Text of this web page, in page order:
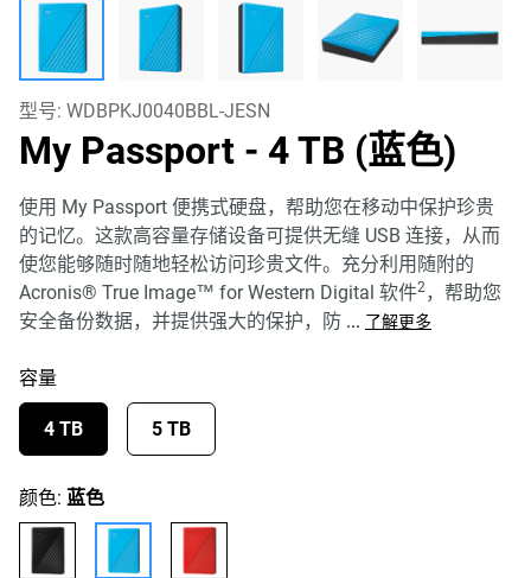
型号: WDBPKJ0040BBL-JESN
My Passport - 4 TB (蓝色)
使用 My Passport 便携式硬盘，帮助您在移动中保护珍贵
的记忆。这款高容量存储设备可提供无缝 USB 连接，从而
使您能够随时随地轻松访问珍贵文件。充分利用随附的
Acronis® True Image™ for Western Digital 软件2，帮助您
安全备份数据，并提供强大的保护，防 ... 了解更多
容量
4 TB 5 TB
颜色: 蓝色